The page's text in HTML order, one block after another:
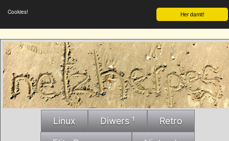
Her damit!
Cookies!
Linux Diwers ¹ Retro